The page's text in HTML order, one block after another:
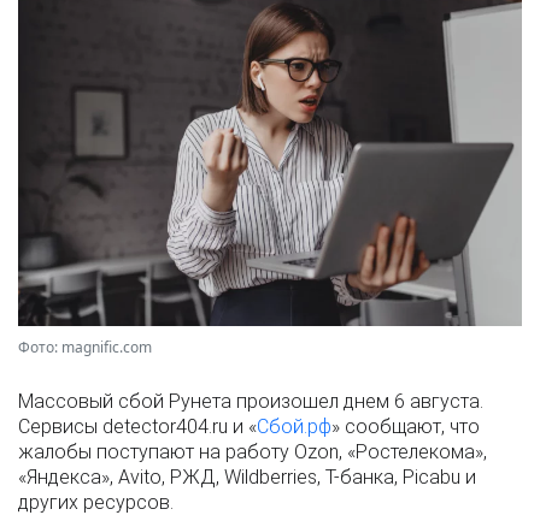
Фото: magnific.com
Массовый сбой Рунета произошел днем 6 августа.
Сервисы detector404.ru и «Сбой.рф» сообщают, что
жалобы поступают на работу Ozon, «Ростелекома»,
«Яндекса», Avito, РЖД, Wildberries, Т-банка, Picabu и
других ресурсов.